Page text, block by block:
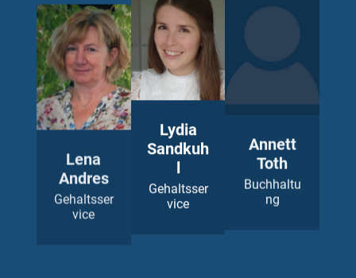
Lena
Gehaltsser
vice
Lydia
Sandkuh
l
Gehaltsser
vice
Toth
Buchhaltu
ng